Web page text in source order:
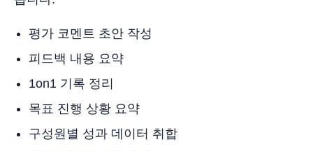
평가 코멘트 초안 작성
피드백 내용 요약
1on1 기록 정리
목표 진행 상황 요약
구성원별 성과 데이터 취합